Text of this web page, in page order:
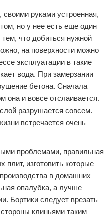
своими руками устроенная,
но у нее есть еще один
что добиться нужной
на поверхности можно
эксплуатации в такие
вода. При замерзании
бетона. Сначала
она и вовсе отслаивается.
разрушается совсем.
встречается очень
проблемами, правильная
плит, изготовить которые
в домашних
опалубка, а лучше
Бортики следует врезать
клиньями таким